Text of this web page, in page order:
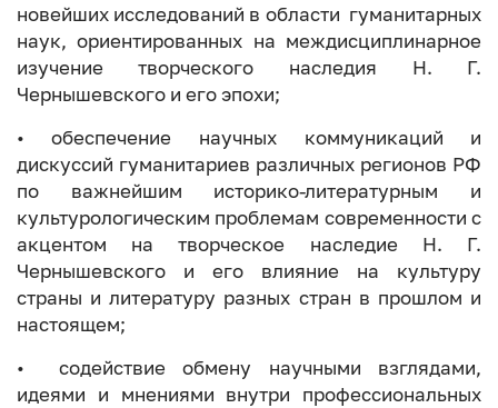
новейших исследований в области гуманитарных
наук, ориентированных на междисциплинарное
изучение творческого наследия Н. Г.
Чернышевского и его эпохи;
• обеспечение научных коммуникаций и
дискуссий гуманитариев различных регионов РФ
по важнейшим историко-литературным и
культурологическим проблемам современности с
акцентом на творческое наследие Н. Г.
Чернышевского и его влияние на культуру
страны и литературу разных стран в прошлом и
настоящем;
• содействие обмену научными взглядами,
идеями и мнениями внутри профессиональных